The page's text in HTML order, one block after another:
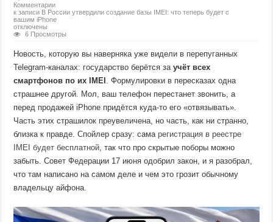
Комментарии
к записи В России утвердили создание базы IMEI: что теперь будет с
вашим iPhone
отключены
6 Просмотры
Новость, которую вы наверняка уже видели в перепуганных
Telegram-каналах: государство берётся заучёт всех
смартфонов по их IMEI . Формулировки в пересказах одна
страшнее другой. Мол, ваш телефон перестанет звонить, а
перед продажей iPhone придётся куда-то его «отвязывать».
Часть этих страшилок преувеличена, но часть, как ни странно,
близка к правде. Спойлер сразу: самарегистрация в реестре
IMEI будет бесплатной, так что про скрытые поборы можно
забыть. Совет Федерации 17 июня одобрил закон, и я разобрал,
что там написано на самом деле и чем это грозит обычному
владельцу айфона.